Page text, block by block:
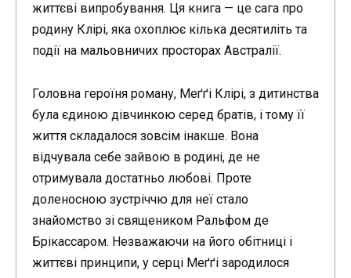
життєві випробування. Ця книга — це сага про
родину Клірі, яка охоплює кілька десятиліть та
події на мальовничих просторах Австралії.
Головна героїня роману, Меґґі Клірі, з дитинства
була єдиною дівчинкою серед братів, і тому її
життя складалося зовсім інакше. Вона
відчувала себе зайвою в родині, де не
отримувала достатньо любові. Проте
доленосною зустріччю для неї стало
знайомство зі священиком Ральфом де
Брікассаром. Незважаючи на його обітниці і
життєві принципи, у серці Меґґі зародилося